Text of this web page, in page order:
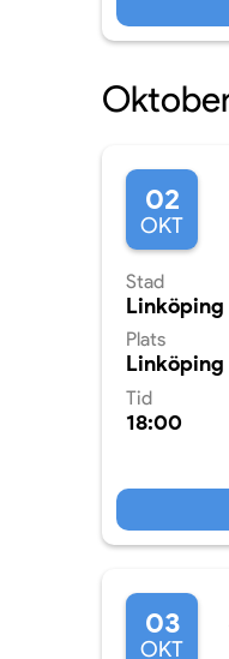
02
OKT
Stad
Linköping
Plats
Linköping
Tid
18:00
03
OKT